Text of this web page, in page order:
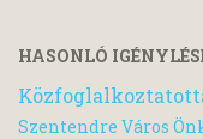
HASONLÓ
Szentendre Város